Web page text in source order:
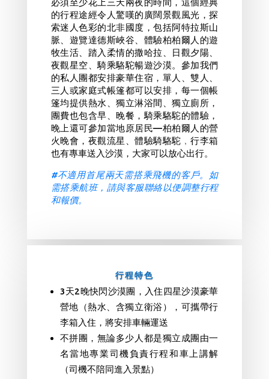
的行程途經令人驚嘆的廣闊景觀風光，探
索迷人色彩的北非國度，包括阿特拉斯山
脈、遊覽達德斯峽谷、體驗柏柏爾人的遊
牧生活、踏入柔情的撒哈拉、日觀夕陽、
夜觀星空、騎乘駱駝暢遊沙漠。 參加我們
的私人團都安排豪華住宿，單人、雙人、
三人或家庭式帳篷都可以安排，每一個帳
篷均提供熱水、獨立淋浴間、獨立廁所，
團費也包含早、晚餐，騎乘駱駝的體驗，
晚上還可參加當地原居民—柏柏爾人的營
火晚會，夜觀流星、體驗騎駱駝﹐行李箱
也有專車送入沙漠，大家可以放心出行。
#不適用首尾兩天需搭乘飛機的客戶。如
需搭乘航班，請與客服聯絡以便調整行程
和報價。
行程特色
3天2晚快閃沙漠團， 入住四星沙漠豪華
營地（熱水、含獨立衛浴），可攜帶行
李箱入住，將安排車輛運送
不拼團，無論多少人都是獨立成團由一
名當地專業司機負責行程和車上講解
（司機不陪同進入景點）